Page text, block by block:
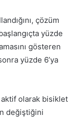
çözüm
yüzde
gösteren
yüzde 6’ya
aktif olarak bisiklet
değiştiğini